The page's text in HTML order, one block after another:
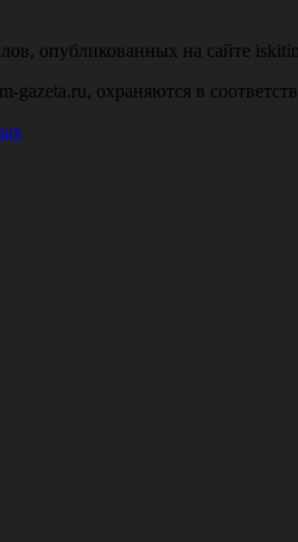
опубликованных на сайте
gazeta.ru, охраняются в